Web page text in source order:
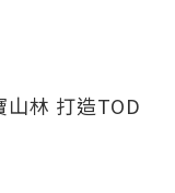
山林 打造TOD